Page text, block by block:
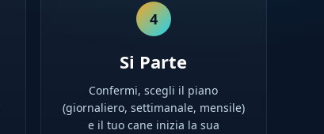
4
Si Parte
Confermi, scegli il piano
(giornaliero, settimanale, mensile)
e il tuo cane inizia la sua